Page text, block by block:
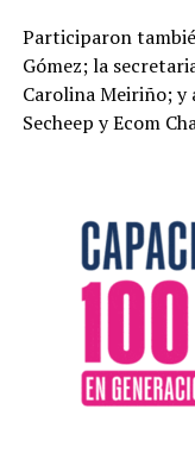
Participaron
Gómez; la
Carolina Meiriño; y
Secheep y Ecom